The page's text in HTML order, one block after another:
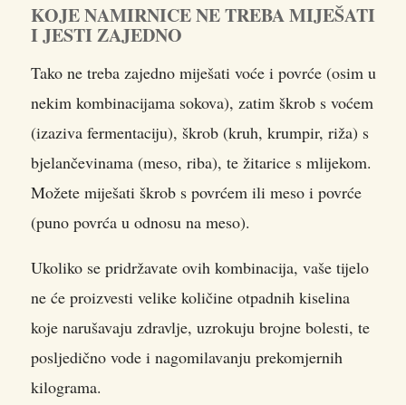
KOJE NAMIRNICE NE TREBA MIJEŠATI
I JESTI ZAJEDNO
Tako ne treba zajedno miješati voće i povrće (osim u
nekim kombinacijama sokova), zatim škrob s voćem
(izaziva fermentaciju), škrob (kruh, krumpir, riža) s
bjelančevinama (meso, riba), te žitarice s mlijekom.
Možete miješati škrob s povrćem ili meso i povrće
(puno povrća u odnosu na meso).
Ukoliko se pridržavate ovih kombinacija, vaše tijelo
ne će proizvesti velike količine otpadnih kiselina
koje narušavaju zdravlje, uzrokuju brojne bolesti, te
posljedično vode i nagomilavanju prekomjernih
kilograma.